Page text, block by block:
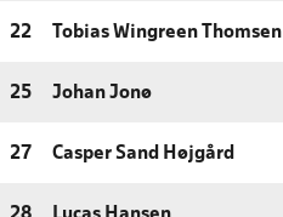
22 Tobias Wingreen Thomsen
25 Johan Jonø
27 Casper Sand Højgård